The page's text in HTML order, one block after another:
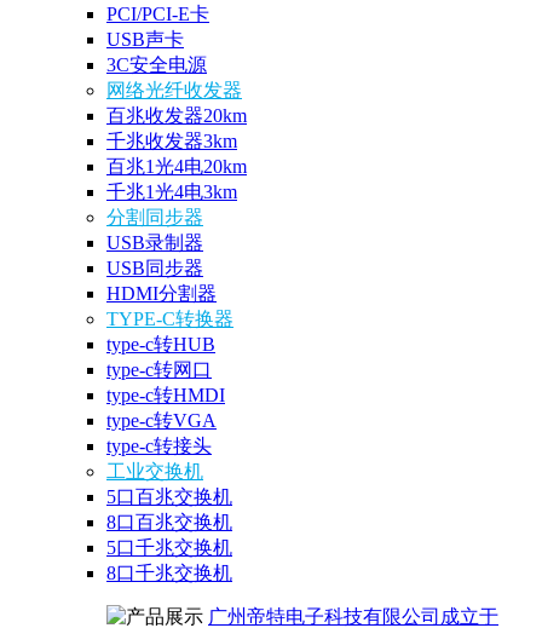
PCI/PCI-E卡
USB声卡
3C安全电源
网络光纤收发器
百兆收发器20km
千兆收发器3km
百兆1光4电20km
千兆1光4电3km
分割同步器
USB录制器
USB同步器
HDMI分割器
TYPE-C转换器
type-c转HUB
type-c转网口
type-c转HMDI
type-c转VGA
type-c转接头
工业交换机
5口百兆交换机
8口百兆交换机
5口千兆交换机
8口千兆交换机
广州帝特电子科技有限公司成立于